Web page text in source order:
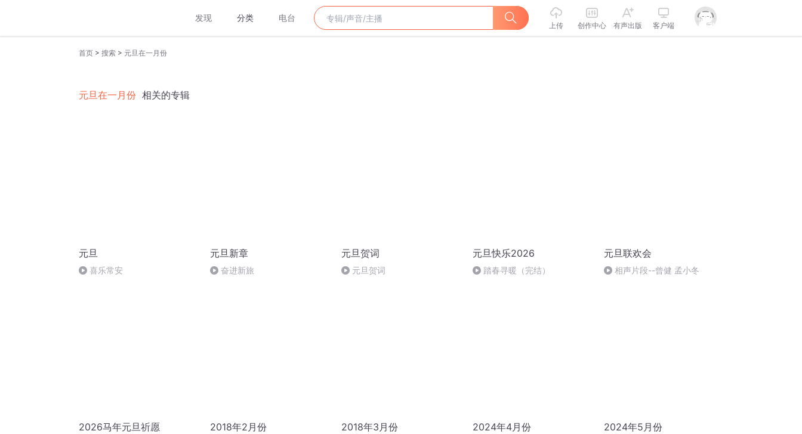
发现 分类 电台
上传 创作中心 有声出版 客户端
首页 > 搜索 > 元旦在一月份
元旦在一月份 相关的专辑
元旦
喜乐常安
元旦新章
奋进新旅
元旦贺词
元旦贺词
元旦快乐2026
踏春寻暖（完结）
元旦联欢会
相声片段--曾健 孟小冬
2026马年元旦祈愿 2018年2月份 2018年3月份 2024年4月份 2024年5月份